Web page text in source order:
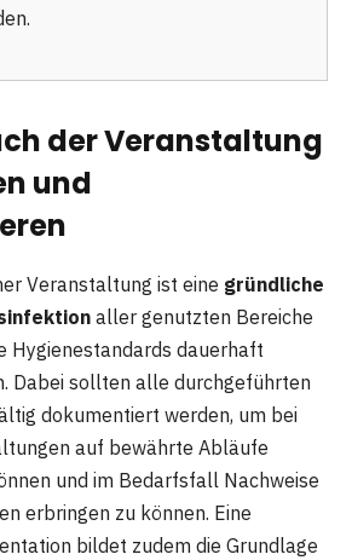
der Veranstaltung
und
Veranstaltung ist eine gründliche
aller genutzten Bereiche
Hygienestandards dauerhaft
Dabei sollten alle durchgeführten
dokumentiert werden, um bei
auf bewährte Abläufe
und im Bedarfsfall Nachweise
erbringen zu können. Eine
bildet zudem die Grundlage